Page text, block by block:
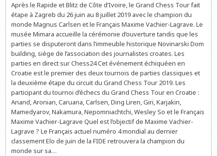
VACHIER-
EN
CROATIE
AU
GRAND
TOUR
Après le Rapide et Blitz de Côte d’Ivoire, le Grand Chess Tour fait
étape à Zagreb du 26 juin au 8 juillet 2019 avec le champion du
monde Magnus Carlsen et le Français Maxime Vachier-Lagrave. Le
musée Mimara accueille la cérémonie d’ouverture tandis que les
parties se disputeront dans l’immeuble historique Novinarski Dom
building, siège de l’association des journalistes croates. Les
parties en direct sur Chess24 Cet événement échiquéen en
Croatie est le premier des deux tournois de parties classiques et
la deuxième étape du circuit du Grand Chess Tour 2019. Les
participant du tournoi d’échecs du Grand Chess Tour en Croatie :
Anand, Aronian, Caruana, Carlsen, Ding Liren, Giri, Karjakin,
Mamedyarov, Nakamura, Nepomniachtchi, Wesley So et le Français
Maxime Vachier-Lagrave Quel est l’objectif de Maxime Vachier-
Lagrave ? Le Français actuel numéro 4 mondial au dernier
classement Elo de juin de la FIDE retrouvera la champion du
monde sur sa…